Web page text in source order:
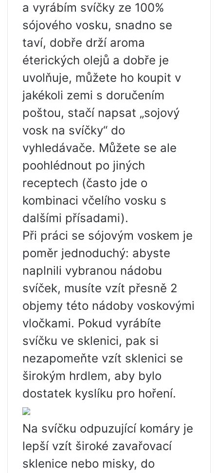
a vyrábím svíčky ze 100%
sójového vosku, snadno se
taví, dobře drží aroma
éterických olejů a dobře je
uvolňuje, můžete ho koupit v
jakékoli zemi s doručením
poštou, stačí napsat „sojový
vosk na svíčky“ do
vyhledávače. Můžete se ale
poohlédnout po jiných
receptech (často jde o
kombinaci včelího vosku s
dalšími přísadami).
Při práci se sójovým voskem je
poměr jednoduchý: abyste
naplnili vybranou nádobu
svíček, musíte vzít přesně 2
objemy této nádoby voskovými
vločkami. Pokud vyrábíte
svíčku ve sklenici, pak si
nezapomeňte vzít sklenici se
širokým hrdlem, aby bylo
dostatek kyslíku pro hoření.
Na svíčku odpuzující komáry je
lepší vzít široké zavařovací
sklenice nebo misky, do